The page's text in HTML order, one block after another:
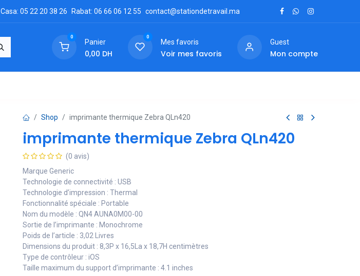
Casa: 05 22 20 38 26 Rabat: 06 66 06 12 55 contact@stationdetravail.ma
0
Panier
0,00 DH
0
Mes favoris
Voir mes favoris
Guest
Mon compte
Shop imprimante thermique Zebra QLn420
imprimante thermique Zebra QLn420
(0 avis)
Marque Generic
Technologie de connectivité : USB
Technologie d’impression : Thermal
Fonctionnalité spéciale : Portable
Nom du modèle : QN4 AUNA0M00-00
Sortie de l’imprimante : Monochrome
Poids de l’article : 3,02 Livres
Dimensions du produit : 8,3P x 16,5La x 18,7H centimètres
Type de contrôleur : iOS
Taille maximum du support d’imprimante : 4.1 inches